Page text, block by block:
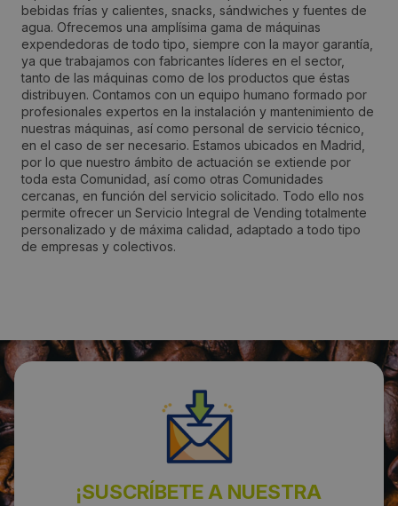
bebidas frías y calientes, snacks, sándwiches y fuentes de
agua. Ofrecemos una amplísima gama de máquinas
expendedoras de todo tipo, siempre con la mayor garantía,
ya que trabajamos con fabricantes líderes en el sector,
tanto de las máquinas como de los productos que éstas
distribuyen. Contamos con un equipo humano formado por
profesionales expertos en la instalación y mantenimiento de
nuestras máquinas, así como personal de servicio técnico,
en el caso de ser necesario. Estamos ubicados en Madrid,
por lo que nuestro ámbito de actuación se extiende por
toda esta Comunidad, así como otras Comunidades
cercanas, en función del servicio solicitado. Todo ello nos
permite ofrecer un Servicio Integral de Vending totalmente
personalizado y de máxima calidad, adaptado a todo tipo
de empresas y colectivos.
Dirección:
Antonio Leyva, 10 2 B
Localidad:
Acebeda, La
Código Postal:
28019
País:
¡SUSCRÍBETE A NUESTRA